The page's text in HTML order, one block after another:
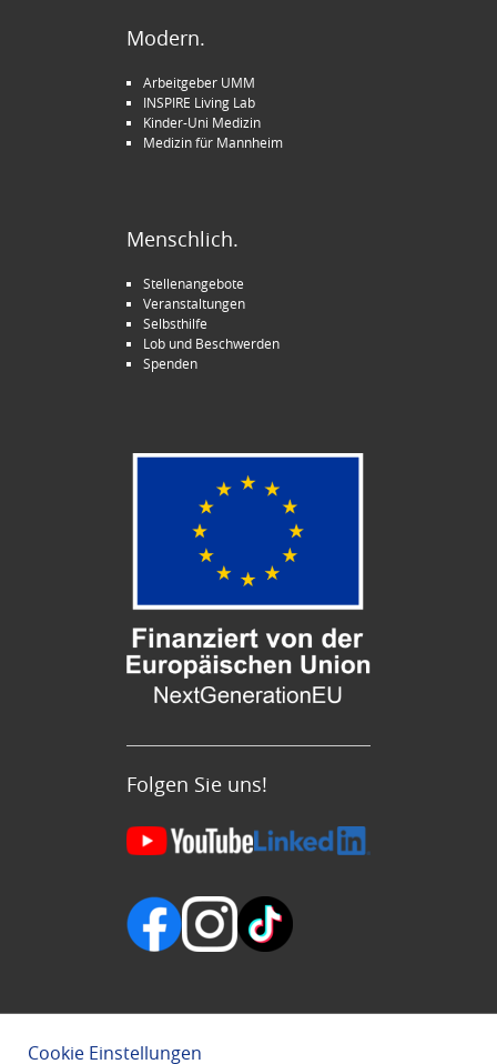
Modern.
Arbeitgeber UMM
INSPIRE Living Lab
Kinder-Uni Medizin
Medizin für Mannheim
Menschlich.
Stellenangebote
Veranstaltungen
Selbsthilfe
Lob und Beschwerden
Spenden
Folgen Sie uns!
Cookie Einstellungen